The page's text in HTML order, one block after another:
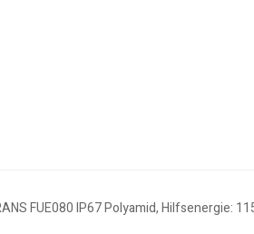
FUE080 IP67 Polyamid, Hilfsenergie: